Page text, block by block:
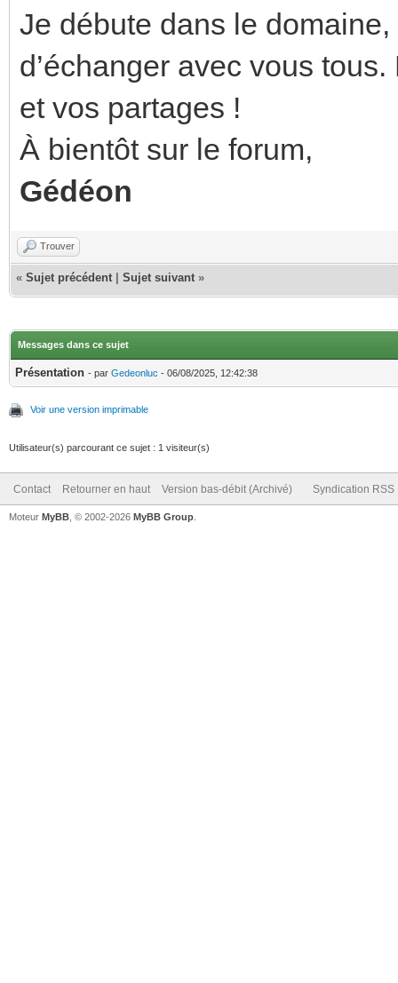
Je débute dans le domaine,
d’échanger avec vous
et vos partages !
À bientôt sur le forum,
Gédéon
Trouver
« Sujet précédent Sujet suivant »
Messages dans ce sujet
Présentation - par Gedeonluc - 06/08/2025, 12:42:38
Voir une version imprimable
Utilisateur(s) parcourant ce sujet : 1 visiteur(s)
Contact Retourner en haut Version bas-débit (Archivé) Syndication RSS
Moteur MyBB , © 2002-2026 MyBB Group